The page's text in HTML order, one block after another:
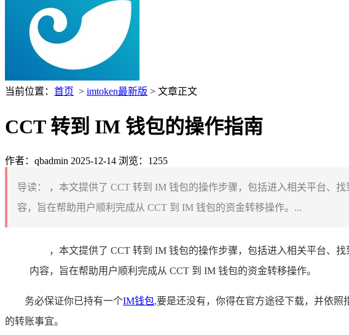
当前位置： 首页 > imtoken最新版 > 文章正文
CCT 转到 IM 钱包的操作指南
作者：qbadmin 2025-12-14 浏览：1255
导读：
，本文提供了 CCT 转到 IM 钱包的操作步骤，包括进入相关平台、
容，旨在帮助用户顺利完成从 CCT 到 IM 钱包的资金转移操作。...
，本文提供了 CCT 转到 IM 钱包的操作步骤，包括进入相关平台、找
内容，旨在帮助用户顺利完成从 CCT 到 IM 钱包的资金转移操作。
务必保证你已持有一个IM钱包,要是还没有，你得在官方途径下载，并依
的转账事宜。